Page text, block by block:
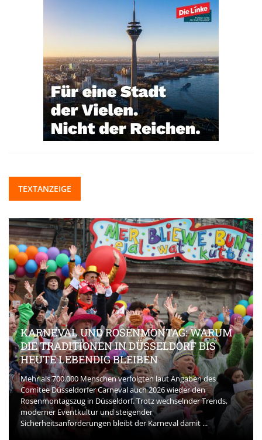
TEXTANZEIGE
KARNEVAL UND ROSENMONTAG: WARUM
DIE TRADITIONEN IN DÜSSELDORF BIS
HEUTE LEBENDIG BLEIBEN
Mehr als 700.000 Menschen verfolgten laut Angaben des
Comitee Düsseldorfer Carneval auch 2026 wieder den
Rosenmontagszug in Düsseldorf. Trotz wechselnder Trends,
moderner Eventkultur und steigender
Sicherheitsanforderungen bleibt der Karneval damit ...